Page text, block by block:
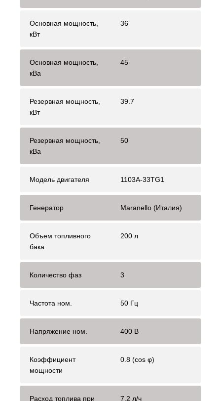
Основная мощность,
кВт
36
Основная мощность,
кВа
45
Резервная мощность,
кВт
39.7
Резервная мощность,
кВа
50
Модель двигателя 1103A-33TG1
Генератор Maranello (Италия)
Объем топливного
бака
200 л
Количество фаз 3
Частота ном. 50 Гц
Напряжение ном. 400 В
Коэффициент
мощности
0.8 (cos φ)
Расход топлива при 7.2 л/ч